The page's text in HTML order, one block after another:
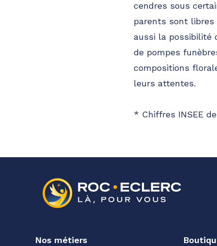
cendres sous
parents sont
aussi la possibilité
de pompes
compositions
leurs attentes.
* Chiffres INSEE
Nos métiers